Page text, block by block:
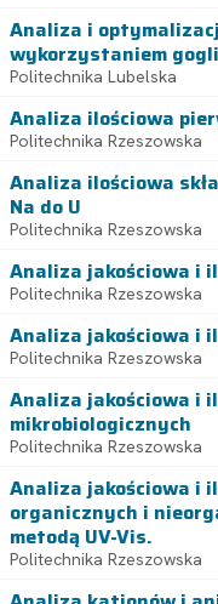
Analiza i
wykorzystaniem
Politechnika Lubelska
Analiza ilościowa
Politechnika Rzeszowska
Analiza ilościowa
Na do U
Politechnika Rzeszowska
Analiza jakościowa i
Politechnika Rzeszowska
Analiza jakościowa i
Politechnika Rzeszowska
Analiza jakościowa i
mikrobiologicznych
Politechnika Rzeszowska
Analiza jakościowa i
organicznych i
metodą UV-Vis.
Politechnika Rzeszowska